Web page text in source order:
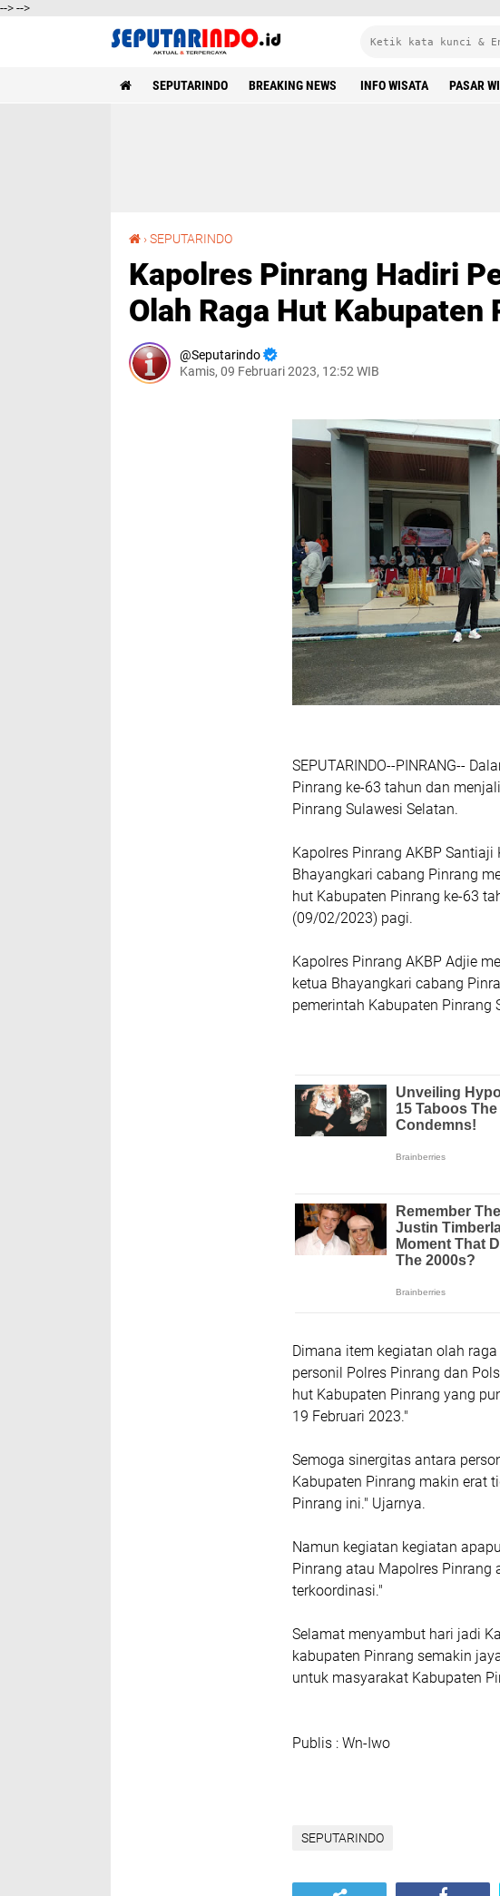
-->-->
SEPUTARINDO BREAKING NEWS INFO WISATA PASAR
›SEPUTARINDO
Kapolres Pinrang Hadiri
Olah Raga Hut
Seputarindo
Kamis, 09 Februari 2023, 12:52 WIB
SEPUTARINDO--PINRANG--
Pinrang ke-63 tahun dan
Pinrang Sulawesi Selatan.
Kapolres Pinrang AKBP
Bhayangkari cabang Pinrang
hut Kabupaten Pinrang ke-63
(09/02/2023) pagi.
Kapolres Pinrang AKBP Adjie
ketua Bhayangkari cabang
pemerintah Kabupaten Pinrang
Dimana item kegiatan olah
personil Polres Pinrang dan
hut Kabupaten Pinrang yang
19 Februari 2023."
Semoga sinergitas antara
Kabupaten Pinrang makin erat
Pinrang ini." Ujarnya.
Namun kegiatan kegiatan
Pinrang atau Mapolres Pinrang
terkoordinasi."
Selamat menyambut hari jadi
kabupaten Pinrang semakin
untuk masyarakat Kabupaten
Publis : Wn-Iwo
SEPUTARINDO